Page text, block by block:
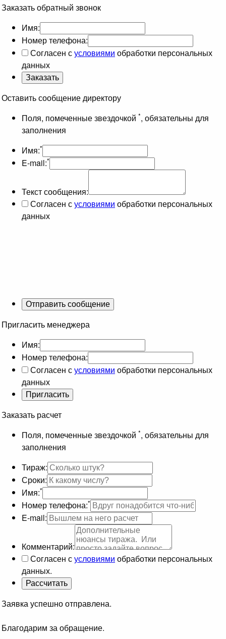
Заказать обратный звонок
Имя:
Номер телефона:
Согласен сусловиями обработки персональных
данных
Оставить сообщение директору
Поля, помеченные звездочкой *, обязательны для
заполнения
Имя:*
E-mail:*
Текст сообщения:
Согласен сусловиями обработки персональных
данных
Пригласить менеджера
Имя:
Номер телефона:
Согласен сусловиями обработки персональных
данных
Заказать расчет
Поля, помеченные звездочкой *, обязательны для
заполнения
Тираж:
Сроки:
Имя:*
Номер телефона:*
E-mail:
Комментарий:
Согласен сусловиями обработки персональных
данных.
Заявка успешно отправлена.
Благодарим за обращение.